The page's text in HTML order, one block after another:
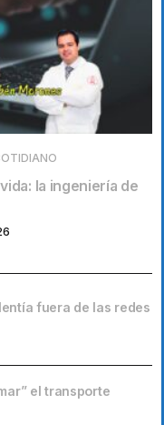
la ingeniería de
fuera de las redes
el transporte